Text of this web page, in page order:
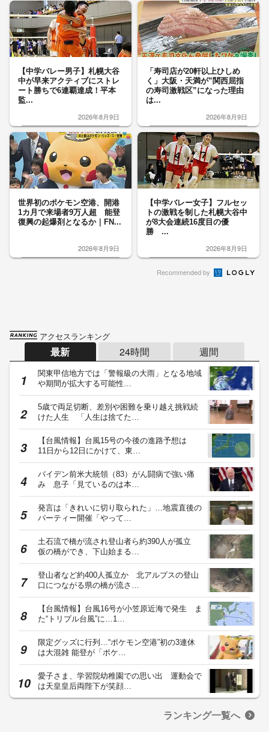
【中学バレー男子】札幌大谷
中が早来アクティブにストレ
ート勝ちで6連覇達成！平本
監...
2026年8月9日
「寿司店が20軒以上ひしめ
く」大阪・天満が”関西屈指
の寿司激戦区”になった理由
は...
2026年8月9日
世界初のポケモン空港、開港
1カ月で来場者9万人超 能登
復興の起爆剤となるか｜FN...
2026年8月9日
【中学バレー女子】フルセッ
トの激戦を制した札幌大谷中
が8大会連続16度目の優
勝 ...
2026年8月9日
Recommended by
アクセスランキング
最新 24時間 週間
関東甲信地方では「警報級の大雨」となる地域
や期間が拡大する可能性…
5歳で両足切断、差別や困難を乗り越え挑戦続
けた人生 「人生は捨てた…
【台風情報】台風15号の今後の進路予想は
11日から12日にかけて、東…
バイデン前米大統領（83）がん闘病で強い痛
み 息子「見ているのは本…
発言は「きれいに切り取られた」…地震直後の
パーティー開催「やって…
土石流で橋が流され登山者ら約390人が孤立
仮の橋ができ、下山始まる…
登山者など約400人孤立か 北アルプスの登山
口につながる県の橋が流さ…
【台風情報】台風16号が小笠原近海で発生 ま
た“トリプル台風”に…1…
限定グッズに行列…“ポケモン空港”初の3連休
は大混雑 能登が「ポケ…
愛子さま、学習院幼稚園での思い出 運動会で
は天皇皇后両陛下が笑顔…
ランキング一覧へ